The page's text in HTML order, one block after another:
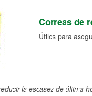
Correas de
Útiles para
la escasez de última